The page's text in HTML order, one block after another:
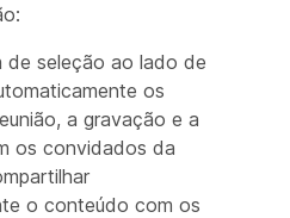
de seleção ao lado de
os
a gravação e a
os convidados da
o conteúdo com os